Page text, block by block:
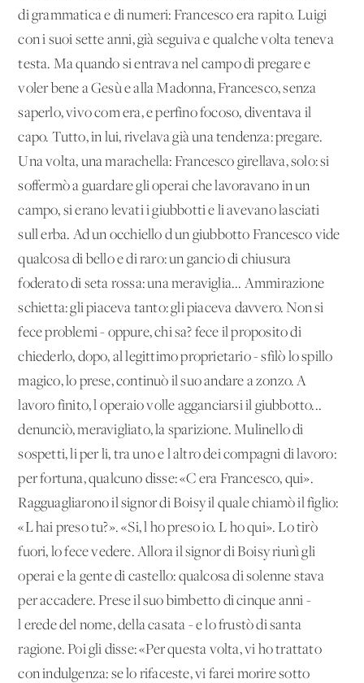
di grammatica e di numeri: Francesco era rapito. Luigi
con i suoi sette anni, già seguiva e qualche volta teneva
testa. Ma quando si entrava nel campo di pregare e
voler bene a Gesù e alla Madonna, Francesco, senza
saperlo, vivo com'era, e perfino focoso, diventava il
capo. Tutto, in lui, rivelava già una tendenza: pregare.
Una volta, una marachella: Francesco girellava, solo: si
soffermò a guardare gli operai che lavoravano in un
campo, si erano levati i giubbotti e li avevano lasciati
sull'erba. Ad un occhiello d'un giubbotto Francesco vide
qualcosa di bello e di raro: un gancio di chiusura
foderato di seta rossa: una meraviglia... Ammirazione
schietta: gli piaceva tanto: gli piaceva davvero. Non si
fece problemi - oppure, chi sa? fece il proposito di
chiederlo, dopo, al legittimo proprietario - sfilò lo spillo
magico, lo prese, continuò il suo andare a zonzo. A
lavoro finito, l'operaio volle agganciarsi il giubbotto...
denunciò, meravigliato, la sparizione. Mulinello di
sospetti, li per li, tra uno e l'altro dei compagni di lavoro:
per fortuna, qualcuno disse: «C'era Francesco, qui».
Ragguagliarono il signor di Boisy il quale chiamò il figlio:
«L'hai preso tu?». «Si, l'ho preso io. L'ho qui». Lo tirò
fuori, lo fece vedere. Allora il signor di Boisy riunì gli
operai e la gente di castello: qualcosa di solenne stava
per accadere. Prese il suo bimbetto di cinque anni -
l'erede del nome, della casata - e lo frustò di santa
ragione. Poi gli disse: «Per questa volta, vi ho trattato
con indulgenza: se lo rifaceste, vi farei morire sotto